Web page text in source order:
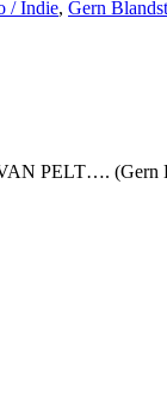
/ Indie, Gern
PELT…. (Gern